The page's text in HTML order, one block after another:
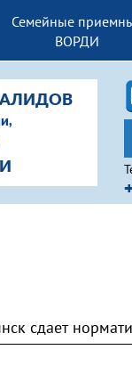
Семейные
ВОРДИ
сдает